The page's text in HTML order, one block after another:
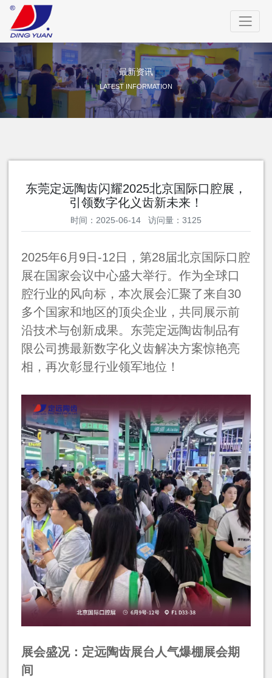
最新资讯
LATEST INFORMATION
东莞定远陶齿闪耀2025北京国际口腔展，
引领数字化义齿新未来！
时间：2025-06-14 访问量：3125
2025年6月 9日-12日，第28届北京国际口腔
展在国家会议中心盛大举行。作为全球口
腔行业的风向标，本次展会汇聚了来自30
多个国家和地区的顶尖企业，共同展示前
沿技术与创新成果。东莞定远陶齿制品有
限公司携最新数字化义齿解决方案惊艳亮
相，再次彰显行业领军地位！
展会盛况：定远陶齿展台人气爆棚展会期
间